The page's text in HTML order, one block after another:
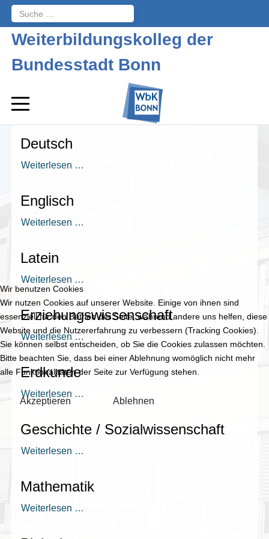
Suchen
Weiterbildungskolleg der
Bundesstadt Bonn
Deutsch
Weiterlesen …
Englisch
Weiterlesen …
Latein
Weiterlesen …
Erziehungswissenschaft
Weiterlesen …
Erdkunde
Weiterlesen …
Geschichte / Sozialwissenschaft
Weiterlesen …
Mathematik
Weiterlesen …
Wir benutzen Cookies
Wir nutzen Cookies auf unserer Website. Einige von ihnen sind
essenziell für den Betrieb der Seite, während andere uns helfen, diese
Website und die Nutzererfahrung zu verbessern (Tracking Cookies).
Sie können selbst entscheiden, ob Sie die Cookies zulassen möchten.
Bitte beachten Sie, dass bei einer Ablehnung womöglich nicht mehr
alle Funktionalitäten der Seite zur Verfügung stehen.
Akzeptieren Ablehnen